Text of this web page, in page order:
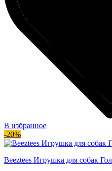
В избранное
-20%
Beeztees Игрушка для собак